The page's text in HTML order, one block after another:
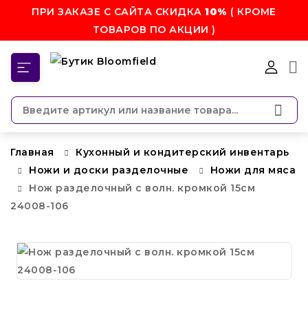
ПРИ ЗАКАЗЕ С САЙТА СКИДКА10% ( КРОМЕ
ТОВАРОВ ПО АКЦИИ )
Главная
Кухонный и кондитерский инвентарь
Ножи и доски разделочные
Ножи для мяса
Нож разделочный с волн. кромкой 15см
24008-106